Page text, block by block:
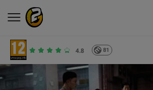
4.8 81